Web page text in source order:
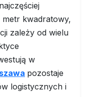
kwadratowy,
zależy od wielu
w
pozostaje
logistycznych i